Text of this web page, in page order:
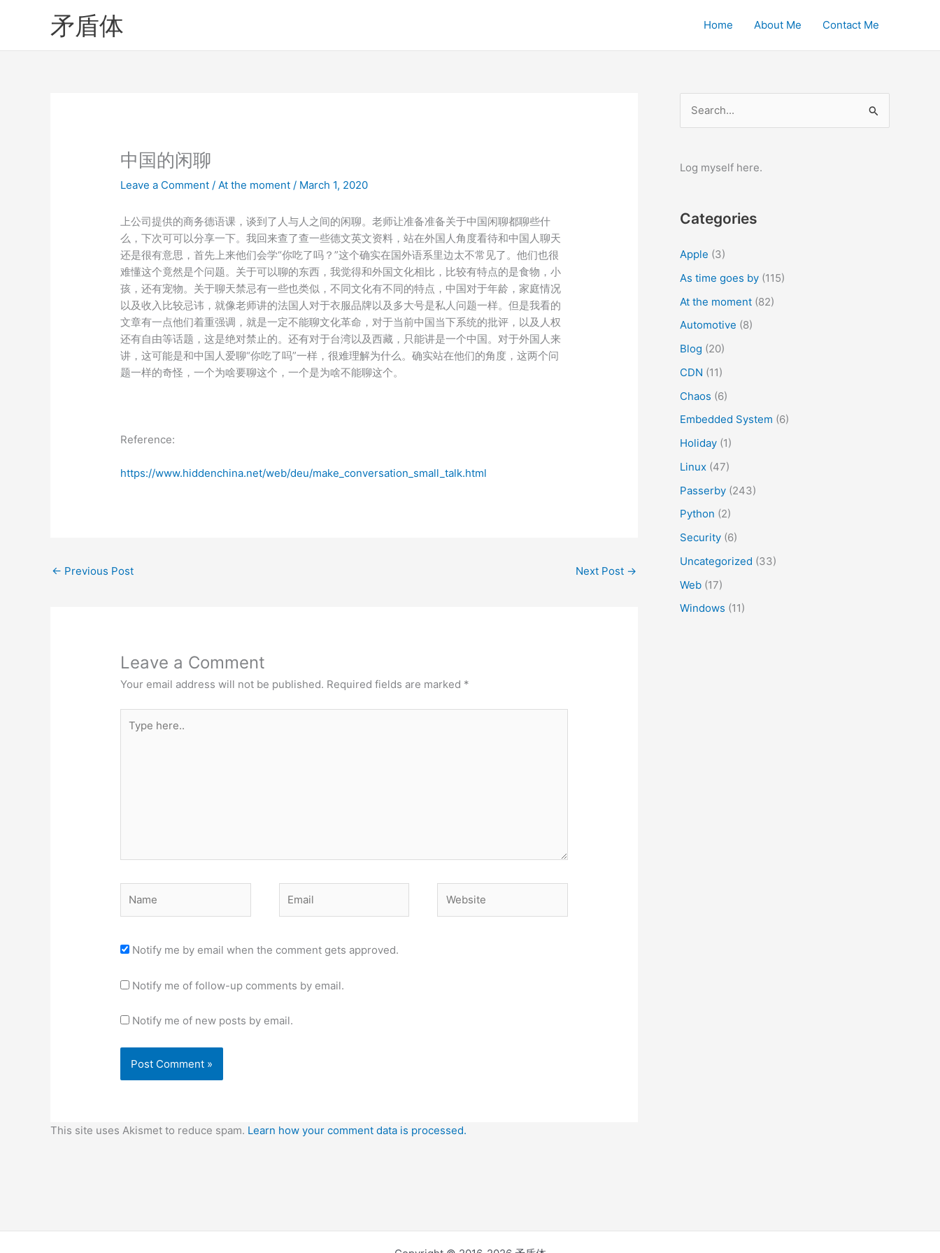
矛盾体 Home About Me Contact Me
中国的闲聊
Leave a Comment /At the moment / March 1, 2020
上公司提供的商务德语课，谈到了人与人之间的闲聊。老师让准备准备关于中国闲聊都聊些什
么，下次可可以分享一下。我回来查了查一些德文英文资料，站在外国人角度看待和中国人聊天
还是很有意思，首先上来他们会学“你吃了吗？”这个确实在国外语系里边太不常见了。他们也很
难懂这个竟然是个问题。关于可以聊的东西，我觉得和外国文化相比，比较有特点的是食物，小
孩，还有宠物。关于聊天禁忌有一些也类似，不同文化有不同的特点，中国对于年龄，家庭情况
以及收入比较忌讳，就像老师讲的法国人对于衣服品牌以及多大号是私人问题一样。但是我看的
文章有一点他们着重强调，就是一定不能聊文化革命，对于当前中国当下系统的批评，以及人权
还有自由等话题，这是绝对禁止的。还有对于台湾以及西藏，只能讲是一个中国。对于外国人来
讲，这可能是和中国人爱聊“你吃了吗”一样，很难理解为什么。确实站在他们的角度，这两个问
题一样的奇怪，一个为啥要聊这个，一个是为啥不能聊这个。
Reference:
https://www.hiddenchina.net/web/deu/make_conversation_small_talk.html
← Previous Post Next Post →
Leave a Comment
Your email address will not be published. Required fields are marked *
here..
Notify me by email when the comment gets approved.
Notify me of follow-up comments by email.
Notify me of new posts by email.
This site uses Akismet to reduce spam. Learn how your comment data is processed.
r
o
Log myself here.
Categories
Apple (3)
As time goes by (115)
At the moment (82)
Automotive (8)
Blog (20)
CDN (11)
Chaos (6)
Embedded System (6)
Holiday (1)
Linux (47)
Passerby (243)
Python (2)
Security (6)
Uncategorized (33)
Web (17)
Windows (11)